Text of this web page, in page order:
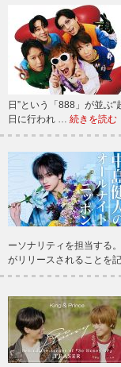
日”という「888」が並ぶ
日に行われ … 続きを読む
ーソナリティを担当する
がリリースされることを